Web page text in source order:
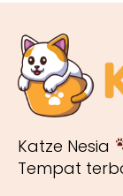
Katze Nesia
Tempat